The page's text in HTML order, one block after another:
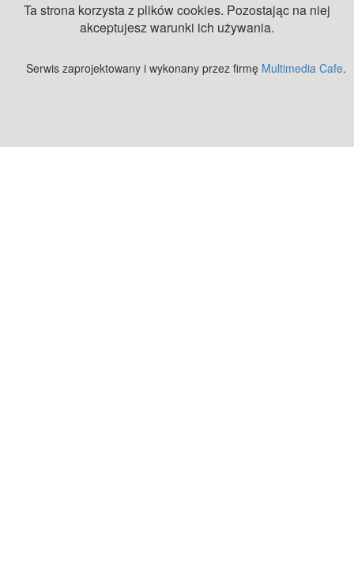
Ta strona korzysta z plików cookies. Pozostając na niej
akceptujesz warunki ich używania.
Serwis zaprojektowany i wykonany przez firmę Multimedia Cafe.